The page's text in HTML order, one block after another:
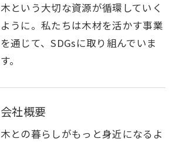
木という大切な資源が循環していく
ように。私たちは木材を活かす事業
を通じて、SDGsに取り組んでいま
す。
会社概要
木との暮らしがもっと身近になるよ